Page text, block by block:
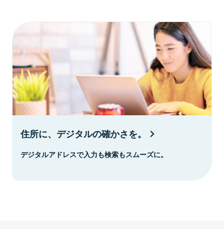
住所に、デジタルの確かさを。
デジタルアドレスで入力も検索もスムーズに。